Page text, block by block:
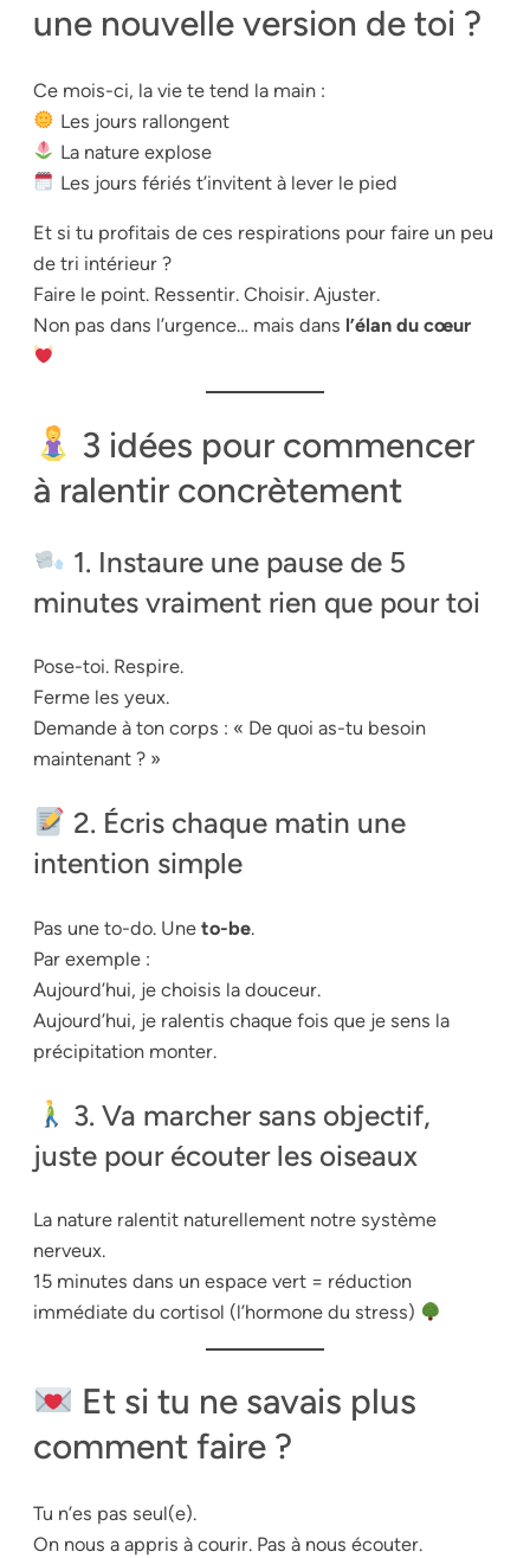
une nouvelle version de toi ?
Ce mois-ci, la vie te tend la main :
Les jours rallongent
La nature explose
Les jours fériés t’invitent à lever le pied
Et si tu profitais de ces respirations pour faire un peu
de tri intérieur ?
Faire le point. Ressentir. Choisir. Ajuster.
Non pas dans l’urgence… mais dans l’élan du cœur
3 idées pour commencer
à ralentir concrètement
1. Instaure une pause de 5
minutes vraiment rien que pour toi
Pose-toi. Respire.
Ferme les yeux.
Demande à ton corps : « De quoi as-tu besoin
maintenant ? »
2. Écris chaque matin une
intention simple
Pas une to-do. Une to-be.
Par exemple :
Aujourd’hui, je choisis la douceur.
Aujourd’hui, je ralentis chaque fois que je sens la
précipitation monter.
3. Va marcher sans objectif,
juste pour écouter les oiseaux
La nature ralentit naturellement notre système
nerveux.
15 minutes dans un espace vert = réduction
immédiate du cortisol (l’hormone du stress)
Et si tu ne savais plus
comment faire ?
Tu n’es pas seul(e).
On nous a appris à courir. Pas à nous écouter.